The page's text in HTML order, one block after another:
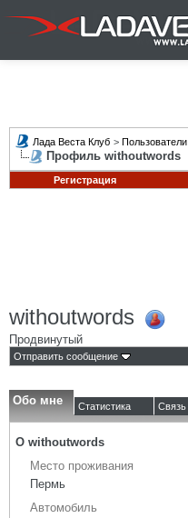
Лада Веста Клуб > Пользователи
Профиль withoutwords
Регистрация
withoutwords
Продвинутый
Отправить сообщение
Обо мне Статистика Связь
О withoutwords
Место проживания
Пермь
Автомобиль